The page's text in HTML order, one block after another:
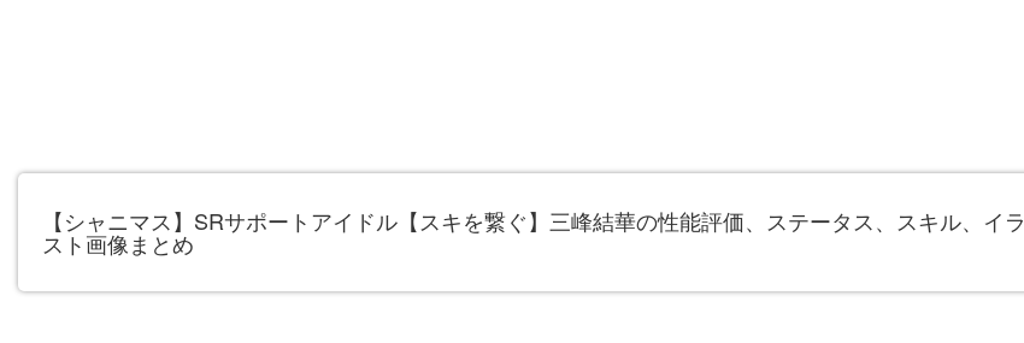
【シャニマス】SRサポートアイドル【スキを繋ぐ】三峰結華の性能評価、ステータス、スキル、イラ
スト画像まとめ